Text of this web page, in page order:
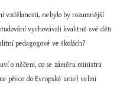
vzdělanosti, nebylo by rozumnější
vychovávali kvalitně své děti
pedagogové ve školách?
o něčem, co se záměru ministra
přece do Evropské unie) velmi